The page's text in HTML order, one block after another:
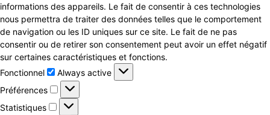
informations des appareils. Le fait de consentir à ces technologies
nous permettra de traiter des données telles que le comportement
de navigation ou les ID uniques sur ce site. Le fait de ne pas
consentir ou de retirer son consentement peut avoir un effet négatif
sur certaines caractéristiques et fonctions.
Fonctionnel
Fonctionnel
Always active
Préférences
Préférences
Statistiques Statistiques